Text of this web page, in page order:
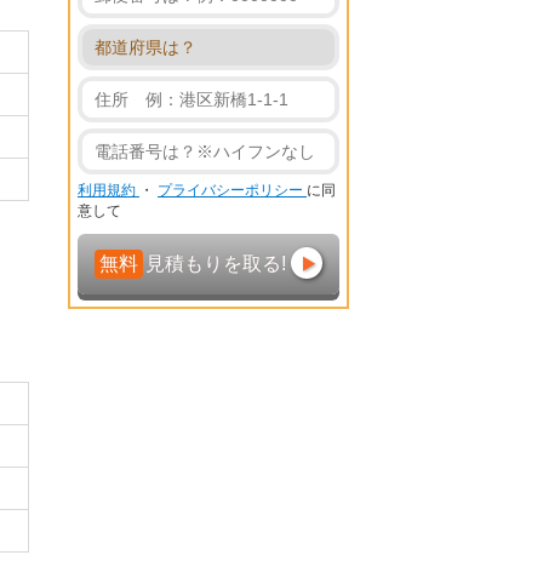
利用規約 ・ プライバシーポリシー に同
意して
無料 見積もりを取る!